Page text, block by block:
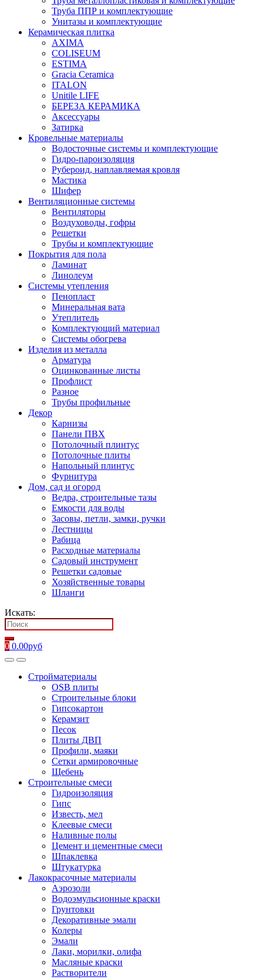
Труба ППР и комплектующие
Унитазы и комплектующие
Керамическая плитка
AXIMA
COLISEUM
ESTIMA
Gracia Ceramica
ITALON
Unitile LIFE
БЕРЕЗА КЕРАМИКА
Аксессуары
Затирка
Кровельные материалы
Водосточные системы и комплектующие
Гидро-пароизоляция
Рубероид, наплавляемая кровля
Мастика
Шифер
Вентиляционные системы
Вентиляторы
Воздуховоды, гофры
Решетки
Трубы и комплектующие
Покрытия для пола
Ламинат
Линолеум
Системы утепления
Пенопласт
Минеральная вата
Утеплитель
Комплектующий материал
Системы обогрева
Изделия из металла
Арматура
Оцинкованные листы
Профлист
Разное
Трубы профильные
Декор
Карнизы
Панели ПВХ
Потолочный плинтус
Потолочные плиты
Напольный плинтус
Фурнитура
Дом, сад и огород
Ведра, строительные тазы
Емкости для воды
Засовы, петли, замки, ручки
Лестницы
Рабица
Расходные материалы
Садовый инструмент
Решетки садовые
Хозяйственные товары
Шланги
Искать:
0 0.00руб
Стройматериалы
OSB плиты
Строительные блоки
Гипсокартон
Керамзит
Песок
Плиты ДВП
Профили, маяки
Сетки армировочные
Щебень
Строительные смеси
Гидроизоляция
Гипс
Известь, мел
Клеевые смеси
Наливные полы
Цемент и цементные смеси
Шпаклевка
Штукатурка
Лакокрасочные материалы
Аэрозоли
Водоэмульсионные краски
Грунтовки
Декоративные эмали
Колеры
Эмали
Лаки, морилки, олифа
Масляные краски
Растворители